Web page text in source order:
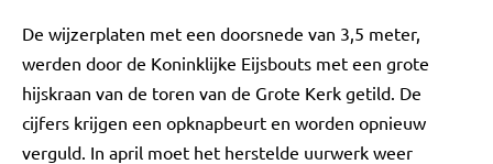
De wijzerplaten met een doorsnede van 3,5 meter,
werden door de Koninklijke Eijsbouts met een grote
hijskraan van de toren van de Grote Kerk getild. De
cijfers krijgen een opknapbeurt en worden opnieuw
verguld. In april moet het herstelde uurwerk weer